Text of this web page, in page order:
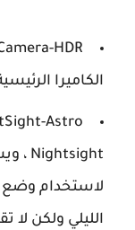
HDR
الكاميرا
Astro :
الليلي ولكن